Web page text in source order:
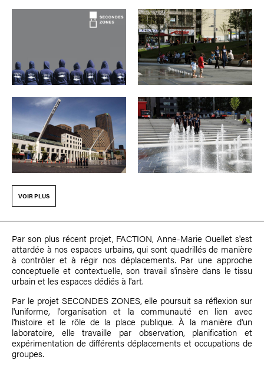
VOIR PLUS
Par son plus récent projet, FACTION,Anne-Marie Ouellet s'est
attardée à nos espaces urbains, qui sont quadrillés de manière
à contrôler et à régir nos déplacements. Par une approche
conceptuelle et contextuelle, son travail s'insère dans le tissu
urbain et les espaces dédiés à l'art.
Par le projet SECONDES ZONES, elle poursuit sa réflexion sur
l'uniforme, l'organisation et la communauté en lien avec
l'histoire et le rôle de la place publique. À la manière d'un
laboratoire, elle travaille par observation, planification et
expérimentation de différents déplacements et occupations de
groupes.